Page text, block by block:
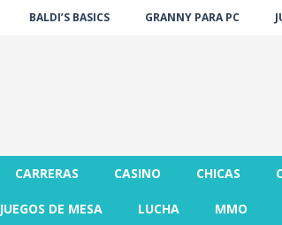
BALDI’S BASICS GRANNY PARA PC
CARRERAS CASINO CHICAS
JUEGOS DE MESA LUCHA MMO